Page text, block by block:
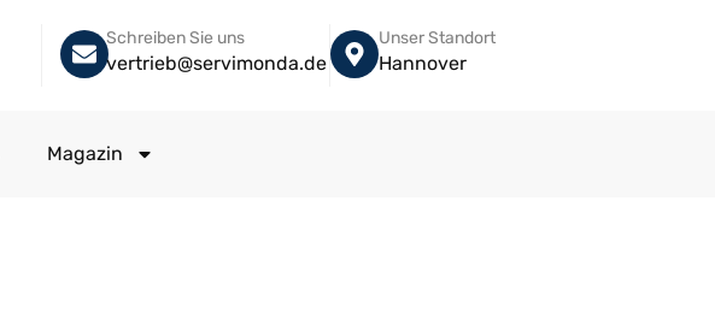
Schreiben Sie uns
vertrieb@servimonda.de
Unser Standort
Hannover
Magazin